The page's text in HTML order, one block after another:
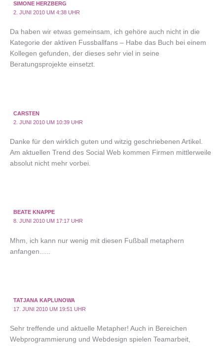
SIMONE HERZBERG
2. JUNI 2010 UM 4:38 UHR
Da haben wir etwas gemeinsam, ich gehöre auch nicht in die
Kategorie der aktiven Fussballfans – Habe das Buch bei einem
Kollegen gefunden, der dieses sehr viel in seine
Beratungsprojekte einsetzt.
CARSTEN
2. JUNI 2010 UM 10:39 UHR
Danke für den wirklich guten und witzig geschriebenen Artikel.
Am aktuellen Trend des Social Web kommen Firmen mittlerweile
absolut nicht mehr vorbei.
BEATE KNAPPE
8. JUNI 2010 UM 17:17 UHR
Mhm, ich kann nur wenig mit diesen Fußball metaphern
anfangen…..
TATJANA KAPLUNOWA
17. JUNI 2010 UM 19:51 UHR
Sehr treffende und aktuelle Metapher! Auch in Bereichen
Webprogrammierung und Webdesign spielen Teamarbeit,